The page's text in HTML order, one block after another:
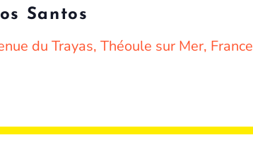
Santos
du Trayas, Théoule sur Mer, France